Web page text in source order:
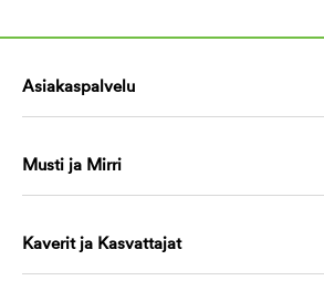
Asiakaspalvelu
Musti ja Mirri
Kaverit ja Kasvattajat